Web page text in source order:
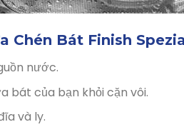
Chén Bát Finish
nước.
bát của bạn khỏi cặn vôi.
và ly.